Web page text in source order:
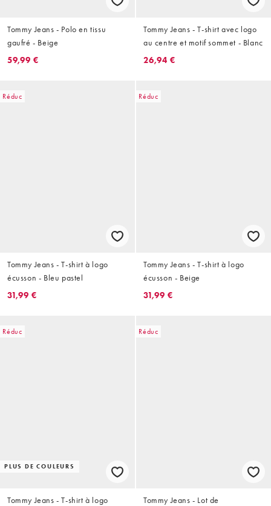
Tommy Jeans - Polo en tissu
gaufré - Beige
59,99 €
Tommy Jeans - T-shirt avec logo
au centre et motif sommet - Blanc
26,94 €
Réduc
Tommy Jeans - T-shirt à logo
écusson - Bleu pastel
31,99 €
Réduc
Tommy Jeans - T-shirt à logo
écusson - Beige
31,99 €
Réduc
PLUS DE COULEURS
Tommy Jeans - T-shirt à logo
Réduc
Tommy Jeans - Lot de